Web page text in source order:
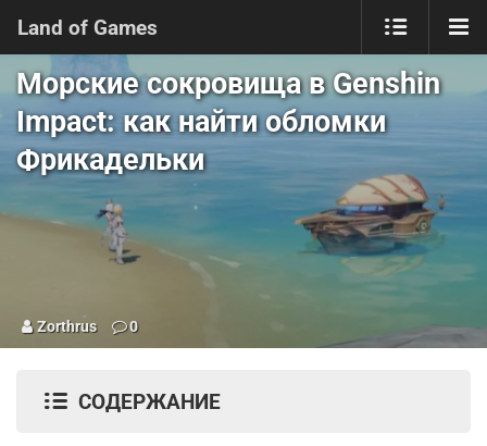
Land of Games
Морские сокровища в Genshin
Impact: как найти обломки
Фрикадельки
Zorthrus 0
СОДЕРЖАНИЕ